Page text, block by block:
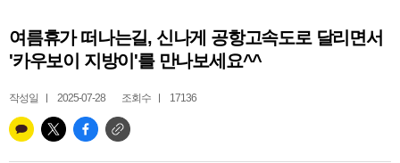
File:
/home/suction/public_html/application/controllers/
Line: 255
Function: view_print
Line: 327
여름휴가 떠나는길, 신나게 공항고속도로 달리면서
'카우보이 지방이'를 만나보세요^^
작성일 2025-07-28 조회수 17136